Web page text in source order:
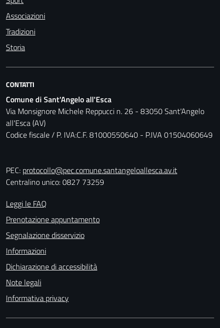
Associazioni
Tradizioni
Storia
CONTATTI
Comune di Sant'Angelo all'Esca
Via Monsignore Michele Reppucci n. 26 - 83050 Sant'Angelo
all'Esca (AV)
Codice fiscale / P. IVA:C.F. 81000550640 - P.IVA 01504060649
PEC: protocollo@pec.comune.santangeloallesca.av.it
Centralino unico: 0827 73259
Leggi le FAQ
Prenotazione appuntamento
Segnalazione disservizio
Informazioni
Dichiarazione di accessibilità
Note legali
Informativa privacy